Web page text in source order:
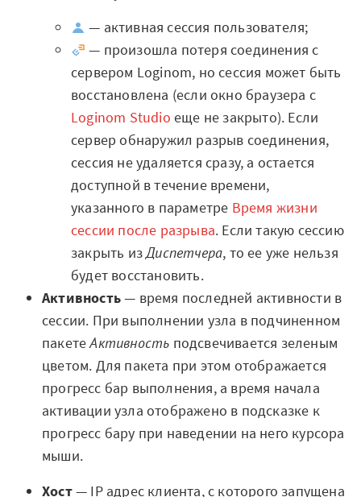
программа
Новости
Вузы-участники
Мероприятия
Марафоны
Генеральная уборка данных
Рецепт продвинутой аналитики
На высоту enterprise-аналитики
О компании
Контакты
Поддержка
Обратная связь
— активная сессия пользователя;
— произошла потеря соединения с
сервером Loginom, но сессия может быть
восстановлена (если окно браузера с
Loginom Studio еще не закрыто). Если
сервер обнаружил разрыв соединения,
сессия не удаляется сразу, а остается
доступной в течение времени,
указанного в параметре Время жизни
сессии после разрыва. Если такую сессию
закрыть изДиспетчера, то ее уже нельзя
будет восстановить.
Активность— время последней активности в
сессии. При выполнении узла в подчиненном
пакетеАктивность подсвечивается зеленым
цветом. Для пакета при этом отображается
прогресс бар выполнения, а время начала
активации узла отображено в подсказке к
прогресс бару при наведении на него курсора
мыши.
Хост— IP адрес клиента, с которого запущена